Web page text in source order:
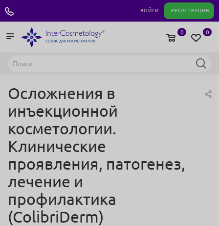
ВОЙТИ РЕГИСТРАЦИЯ
0
0
Осложнения в
инъекционной
косметологии.
Клинические
проявления, патогенез,
лечение и
профилактика
(ColibriDerm)